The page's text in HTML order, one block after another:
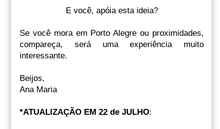
E você, apóia esta ideia?
Se você mora em Porto Alegre ou proximidades,
compareça, será uma experiência muito
interessante.
Beijos,
Ana Maria
*ATUALIZAÇÃO EM 22 de JULHO: